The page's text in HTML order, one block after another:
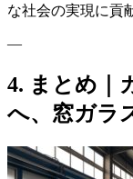
な社会の実現に貢
—
4. まとめ｜
へ、窓ガラ